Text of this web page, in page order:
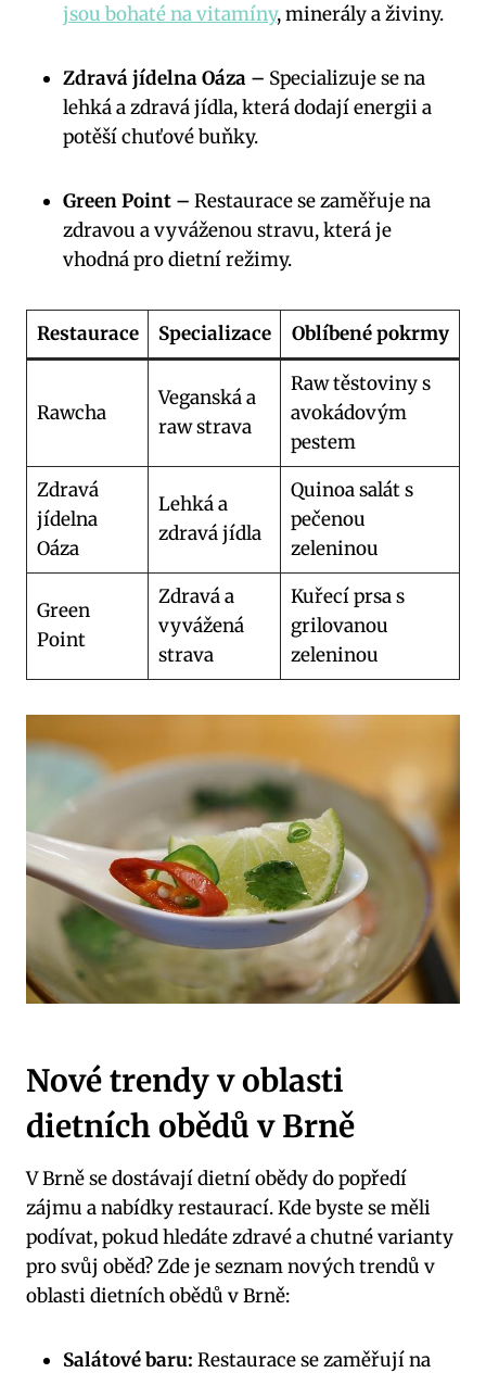
jsou bohaté na vitamíny, minerály a živiny.
Zdravá jídelna Oáza – Specializuje se na
lehká a zdravá jídla, která dodají energii a
potěší chuťové buňky.
Green Point – Restaurace se zaměřuje na
zdravou a vyváženou stravu, ‍která je
vhodná‌ pro dietní režimy.
Restaurace Specializace Oblíbené pokrmy
Rawcha
Veganská a
raw⁤ strava
Raw těstoviny s
avokádovým
pestem
Zdravá
jídelna
Oáza
Lehká a
zdravá jídla
Quinoa salát s
pečenou
zeleninou
Green
Point
Zdravá a
vyvážená
strava
Kuřecí prsa s
grilovanou
‌zeleninou
Nové trendy v oblasti
dietních obědů v Brně
V Brně se dostávají⁢ dietní obědy do popředí
zájmu a nabídky ‌restaurací. Kde byste⁤ se⁤ měli
podívat, pokud hledáte zdravé a chutné​ varianty
pro svůj‌ oběd? Zde je seznam nových trendů ⁢v
oblasti dietních obědů v Brně:
Salátové baru: Restaurace se zaměřují na